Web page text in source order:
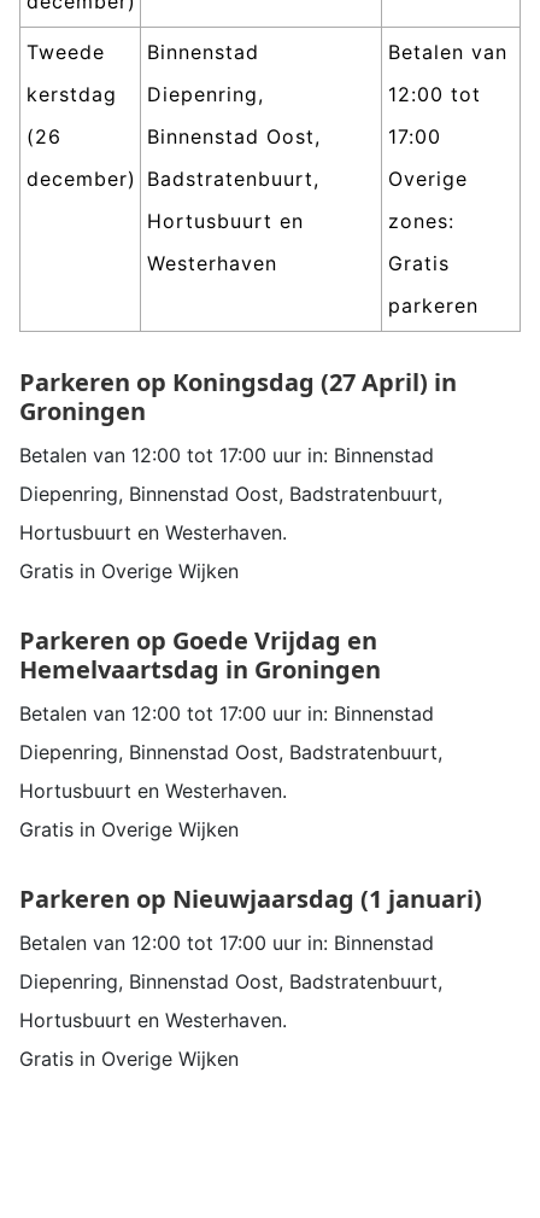
Tweede
kerstdag
(26
december)
Binnenstad
Diepenring,
Binnenstad Oost,
Badstratenbuurt,
Hortusbuurt en
Westerhaven
Betalen van
12:00 tot
17:00
Overige
zones:
Gratis
parkeren
Parkeren op Koningsdag (27 April) in
Groningen
Betalen van 12:00 tot 17:00 uur in: Binnenstad
Diepenring, Binnenstad Oost, Badstratenbuurt,
Hortusbuurt en Westerhaven.
Gratis in Overige Wijken
Parkeren op Goede Vrijdag en
Hemelvaartsdag in Groningen
Betalen van 12:00 tot 17:00 uur in: Binnenstad
Diepenring, Binnenstad Oost, Badstratenbuurt,
Hortusbuurt en Westerhaven.
Gratis in Overige Wijken
Parkeren op Nieuwjaarsdag (1 januari)
Betalen van 12:00 tot 17:00 uur in: Binnenstad
Diepenring, Binnenstad Oost, Badstratenbuurt,
Hortusbuurt en Westerhaven.
Gratis in Overige Wijken